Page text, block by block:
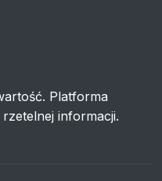
Platforma
informacji.